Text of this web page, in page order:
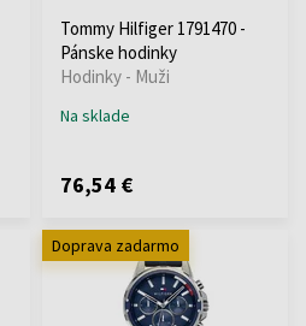
Tommy Hilfiger 1791470 -
Pánske hodinky
Hodinky - Muži
Na sklade
76,54 €
Doprava zadarmo